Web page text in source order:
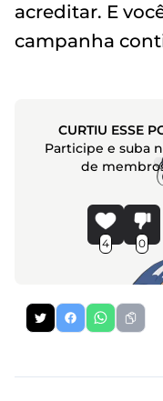
acreditar. E
campanha
CURTIU ESSE
Participe e suba
de
4 0